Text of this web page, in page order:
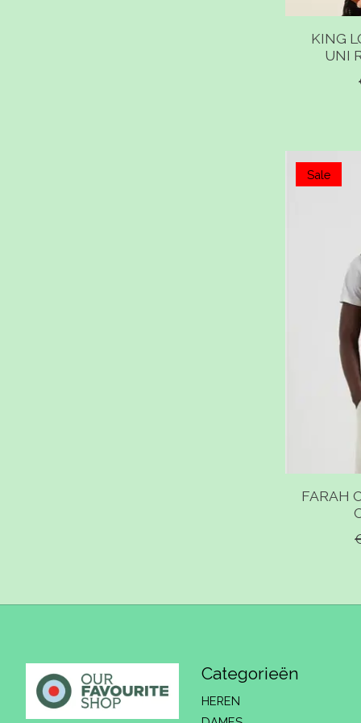
KING
UNI
Sale
FARAH
Categorieën
HEREN